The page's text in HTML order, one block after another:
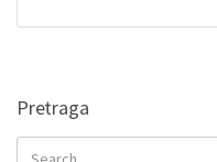
Pretraga